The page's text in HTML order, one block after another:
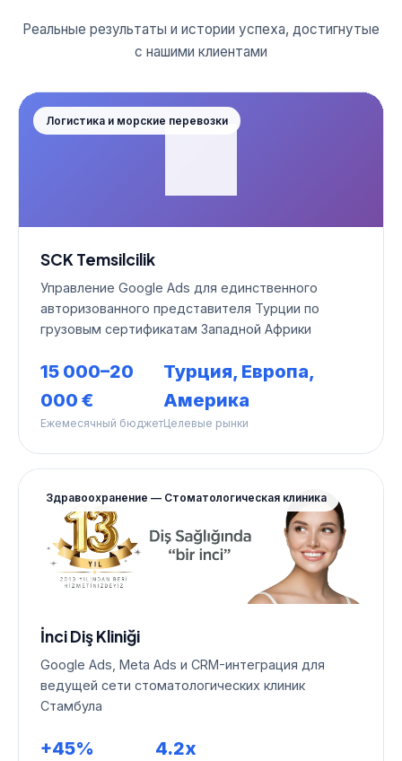
Реальные результаты и истории успеха, достигнутые
с нашими клиентами
Логистика и морские перевозки
SCK Temsilcilik
Управление Google Ads для единственного
авторизованного представителя Турции по
грузовым сертификатам Западной Африки
15 000–20
000 €
Ежемесячный бюджет
Турция, Европа,
Америка
Целевые рынки
Здравоохранение — Стоматологическая клиника
İnci Diş Kliniği
Google Ads, Meta Ads и CRM-интеграция для
ведущей сети стоматологических клиник
Стамбула
+45% 4.2x